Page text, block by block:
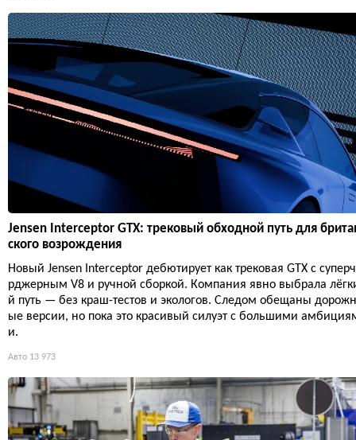
Jensen Interceptor GTX: трековый обходной путь для
ского возрождения
Новый Jensen Interceptor дебютирует как трековая GTX с
рджерным V8 и ручной сборкой. Компания явно выбрала
й путь — без краш-тестов и экологов. Следом обещаны дорожн
ые версии, но пока это красивый силуэт с большими
и.
Авто 13 973